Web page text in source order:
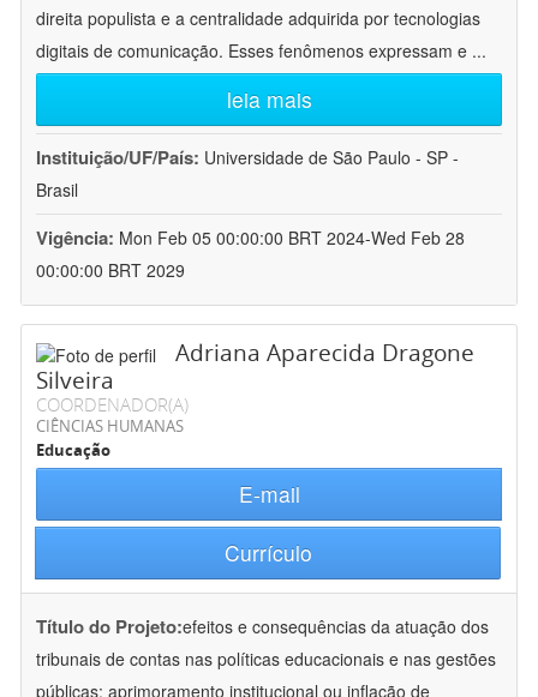
direita populista e a centralidade adquirida por tecnologias
digitais de comunicação. Esses fenômenos expressam e ...
leia mais
Instituição/UF/País: Universidade de São Paulo - SP -
Brasil
Vigência: Mon Feb 05 00:00:00 BRT 2024-Wed Feb 28
00:00:00 BRT 2029
Adriana Aparecida Dragone
Silveira
COORDENADOR(A)
CIÊNCIAS HUMANAS
Educação
E-mail
Currículo
Título do Projeto:efeitos e consequências da atuação dos
tribunais de contas nas políticas educacionais e nas gestões
públicas: aprimoramento institucional ou inflação de